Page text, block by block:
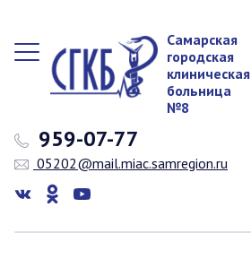
Самарская
городская
клиническая
больница
№8
959-07-77
05202@mail.miac.samregion.ru